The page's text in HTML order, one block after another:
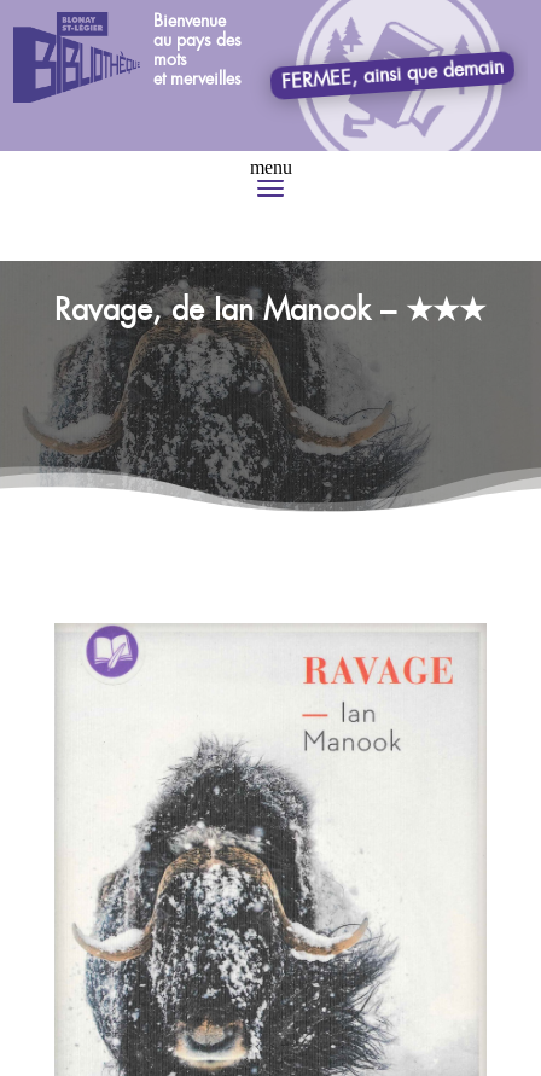
Bienvenue
au pays des
mots
et merveilles
FERMEE, ainsi que demain
Ravage, de Ian Manook – ★★★